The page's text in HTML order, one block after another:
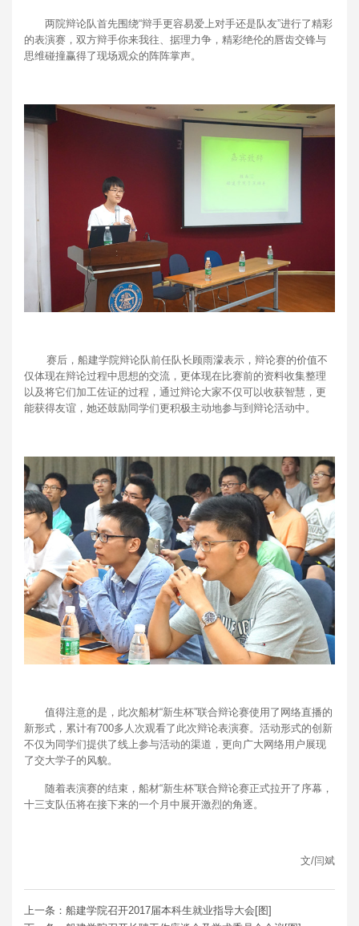
两院辩论队首先围绕“辩手更容易爱上对手还是队友”进行了精彩
的表演赛，双方辩手你来我往、据理力争，精彩绝伦的唇齿交锋与
思维碰撞赢得了现场观众的阵阵掌声。
赛后，船建学院辩论队前任队长顾雨濛表示，辩论赛的价值不
仅体现在辩论过程中思想的交流，更体现在比赛前的资料收集整理
以及将它们加工佐证的过程，通过辩论大家不仅可以收获智慧，更
能获得友谊，她还鼓励同学们更积极主动地参与到辩论活动中。
值得注意的是，此次船材“新生杯”联合辩论赛使用了网络直播的
新形式，累计有700多人次观看了此次辩论表演赛。活动形式的创新
不仅为同学们提供了线上参与活动的渠道，更向广大网络用户展现
了交大学子的风貌。
随着表演赛的结束，船材“新生杯”联合辩论赛正式拉开了序幕，
十三支队伍将在接下来的一个月中展开激烈的角逐。
文/闫斌
上一条：船建学院召开2017届本科生就业指导大会[图]